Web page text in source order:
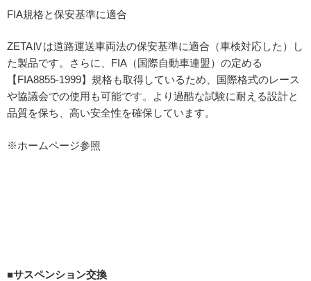
FIA規格と保安基準に適合
ZETAⅣは道路運送車両法の保安基準に適合（車検対応した）し
た製品です。さらに、FIA（国際自動車連盟）の定める
【FIA8855-1999】規格も取得しているため、国際格式のレース
や協議会での使用も可能です。より過酷な試験に耐える設計と
品質を保ち、高い安全性を確保しています。
※ホームページ参照
■サスペンション交換